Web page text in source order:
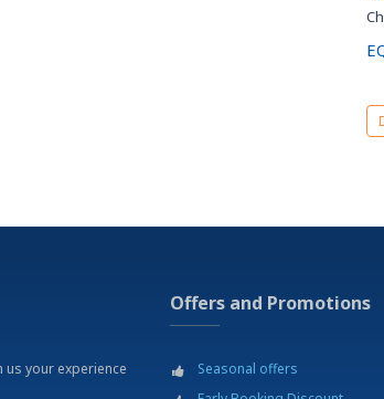
us your experience
Offers and Promotions
Seasonal offers